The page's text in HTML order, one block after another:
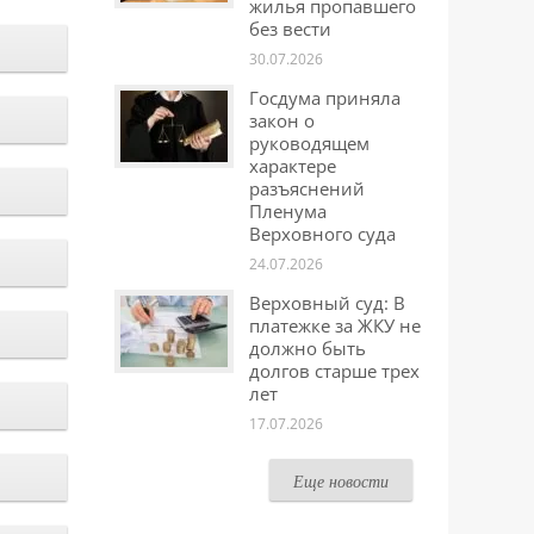
жилья пропавшего
без вести
30.07.2026
Госдума приняла
закон о
руководящем
характере
разъяснений
Пленума
Верховного суда
24.07.2026
Верховный суд: В
платежке за ЖКУ не
должно быть
долгов старше трех
лет
17.07.2026
Еще новости